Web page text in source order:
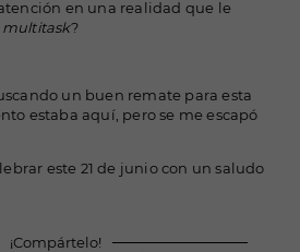
en una realidad que le
multitask?
un buen remate para esta
estaba aquí, pero se me escapó
este 21 de junio con un saludo
¡Compártelo!